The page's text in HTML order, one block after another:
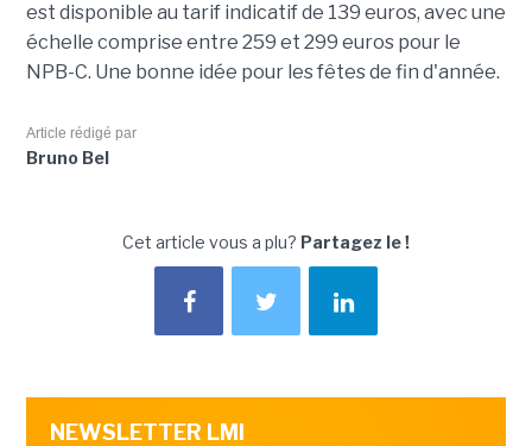
est disponible au tarif indicatif de 139 euros, avec une
échelle comprise entre 259 et 299 euros pour le
NPB-C. Une bonne idée pour les fêtes de fin d'année.
Article rédigé par
Bruno Bel
Cet article vous a plu? Partagez le !
NEWSLETTER LMI